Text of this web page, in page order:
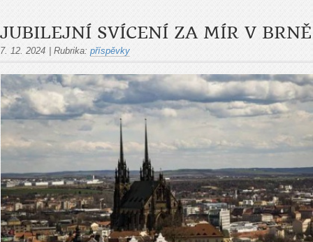
JUBILEJNÍ SVÍCENÍ ZA MÍR V BRNĚ
7. 12. 2024 Rubrika: příspěvky